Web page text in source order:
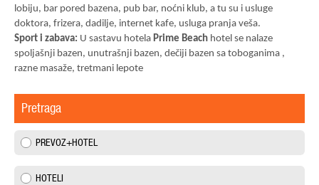
lobiju, bar pored bazena, pub bar, noćni klub, a tu su i usluge
doktora, frizera, dadilje, internet kafe, usluga pranja veša.
Sport i zabava: U sastavu hotela Prime Beach hotel se nalaze
spoljašnji bazen, unutrašnji bazen, dečiji bazen sa toboganima ,
razne masaže, tretmani lepote
Pretraga
PREVOZ+HOTEL
HOTELI